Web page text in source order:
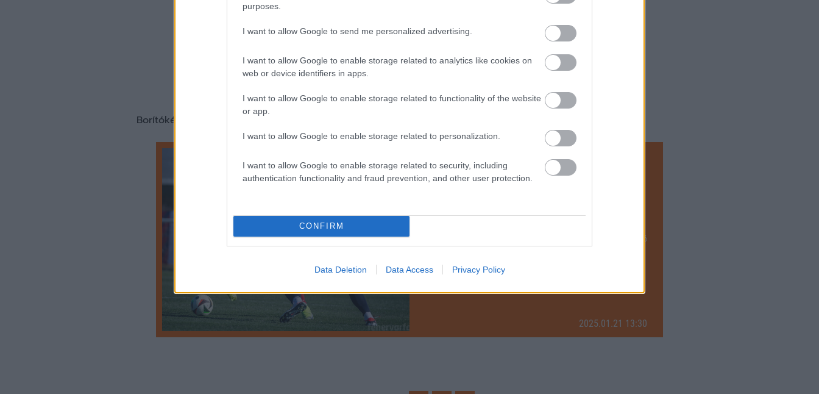
purposes.
I want to allow Google to send me personalized advertising.
I want to allow Google to enable storage related to analytics like cookies on
web or device identifiers in apps.
I want to allow Google to enable storage related to functionality of the website
or app.
I want to allow Google to enable storage related to personalization.
I want to allow Google to enable storage related to security, including
authentication functionality and fraud prevention, and other user protection.
CONFIRM
Data Deletion Data Access Privacy Policy
0%
Borítókép forrása: Fehéérvár FC
Hírek
időszakban a Fehérvár FC. A horvátországi Umagban edzőtáborozó
2025.01.21 13:30